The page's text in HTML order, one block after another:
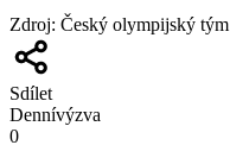
Zdroj: Český olympijský tým
Sdílet
Dennívýzva
0